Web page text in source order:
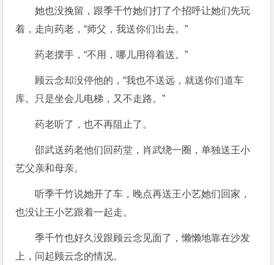
她也没挽留，跟季千竹她们打了个招呼让她们先玩
着，走向药老，“师父，我送你们出去。”
药老摆手，“不用，哪儿用得着送。”
顾云念却没停他的，“我也不送远，就送你们道车
库。只是坐会儿电梯，又不走路。”
药老听了，也不再阻止了。
邵武送药老他们回药堂，肖武绕一圈，单独送王小
艺父亲和母亲。
听季千竹说她开了车，晚点再送王小艺她们回家，
也没让王小艺跟着一起走。
季千竹也好久没跟顾云念见面了，懒懒地靠在沙发
上，问起顾云念的情况。